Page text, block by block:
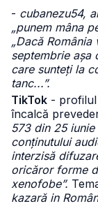
- cubanezu54,
„punem mâna
„Dacă
septembrie așa
care sunteți la
tanc...”.
TikTok - profilul
încalcă
573 din 25
conținutului
interzisă
oricăror forme
xenofobe”.
kazară in